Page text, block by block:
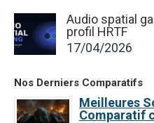
Audio spatial
profil HRTF
17/04/2026
Nos Derniers Comparatifs
Meilleures
Comparatif